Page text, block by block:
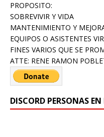
PROPOSITO:
SOBREVIVIR Y VIDA
MANTENIMIENTO Y
EQUIPOS O ASISTENTES
FINES VARIOS QUE SE
ATTE: RENE RAMON
DISCORD PERSONAS